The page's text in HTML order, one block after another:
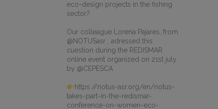
eco-design projects in the fishing
sector?
Our colleague Lorena Pajares, from
@NOTUSasr , adressed this
cuestion during the REDISMAR
online event organized on 21st july
by @CEPESCA
https://notus-asr.org/en/notus-
takes-part-in-the-redismar-
conference-on-women-eco-